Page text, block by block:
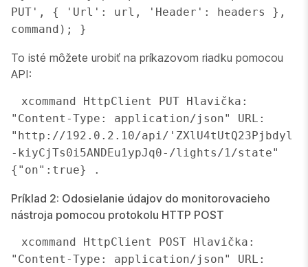
PUT', { 'Url': url, 'Header': headers },
command); }
To isté môžete urobiť na príkazovom riadku pomocou
API:
"Content-Type: application/json" URL:
"http://192.0.2.10/api/'ZXlU4tUtQ23Pjbdyl
-kiyCjTs0i5ANDEu1ypJq0-/lights/1/state"
{"on":true} .
Príklad 2: Odosielanie údajov do monitorovacieho
nástroja pomocou protokolu HTTP POST
"Content-Type: application/json" URL: